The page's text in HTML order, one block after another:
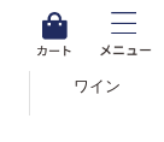
ワイン